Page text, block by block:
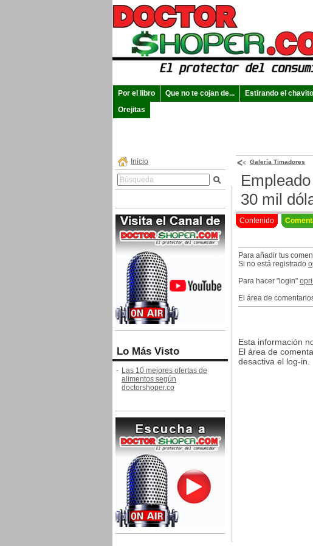
Por el libro Que no te cojan de... Estirando el chavito
Orejitas
Inicio
Lo Más Visto
- Las 10 mejores ofertas de
alimentos según
doctorshoper.co
Galería Timadores
30 mil
Contenido
Para añadir tus
Si no está registrado
Para hacer "login"
El área de
Esta información
El área de
desactiva el log-in.